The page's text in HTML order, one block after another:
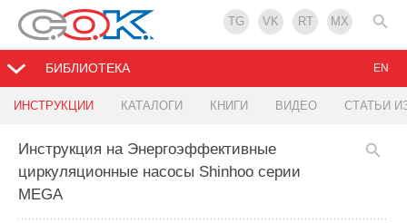
TG VK RT MX
БИБЛИОТЕКА
ИНСТРУКЦИИ КАТАЛОГИ КНИГИ ВИДЕО СТАТЬИ
EN
Инструкция на Энергоэффективные
циркуляционные насосы Shinhoo серии
MEGA